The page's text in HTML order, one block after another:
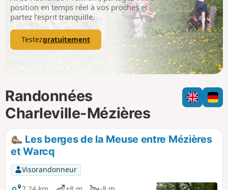
p
position en temps réel à vos proches et
partez l’esprit tranquille.
Testezgratuitement
Randonnées
Charleville-Mézières
Les berges de la Meuse entre Mézières
et Warcq
Visorandonneur